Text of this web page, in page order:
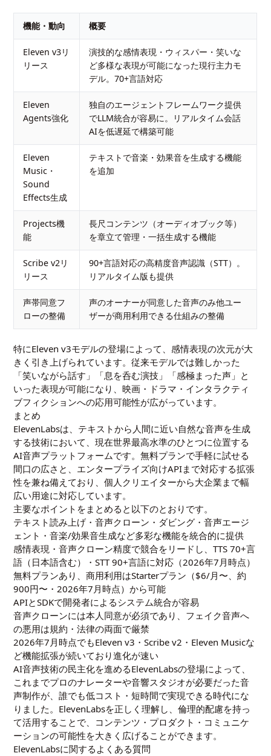
機能・動向 概要
Eleven v3リ
リース
演技的な感情表現・ウィスパー・笑いな
ど多様な表現が可能になった現行主力モ
デル。70+言語対応
Eleven
Agents強化
独自のエージェントフレームワーク提供
でLLM統合が容易に。リアルタイム会話
AIを低遅延で構築可能
Eleven
Music・
Sound
Effects生成
テキストで音楽・効果音を生成する機能
を追加
Projects機
能
長尺コンテンツ（オーディオブック等）
を章立て管理・一括生成する機能
Scribe v2リ
リース
90+言語対応の高精度音声認識（STT）。
リアルタイム版も提供
声帯同意フ
ローの整備
声のオーナーが同意した音声のみ他ユー
ザーが商用利用できる仕組みの整備
特にEleven v3モデルの登場によって、感情表現の次元が大
きく引き上げられています。従来モデルでは難しかった
「笑いながら話す」「息を呑む演技」「感極まった声」と
いった表現が可能になり、映画・ドラマ・インタラクティ
ブフィクションへの応用可能性が広がっています。
まとめ
ElevenLabsは、テキストから人間に近い自然な音声を生成
する技術において、現在世界最高水準のひとつに位置する
AI音声プラットフォームです。無料プランで手軽に試せる
間口の広さと、エンタープライズ向けAPIまで対応する拡張
性を兼ね備えており、個人クリエイターから大企業まで幅
広い用途に対応しています。
主要なポイントをまとめると以下のとおりです。
テキスト読み上げ・音声クローン・ダビング・音声エージ
ェント・音楽/効果音生成など多彩な機能を統合的に提供
感情表現・音声クローン精度で競合をリードし、TTS 70+言
語（日本語含む）・STT 90+言語に対応（2026年7月時点）
無料プランあり、商用利用はStarterプラン（$6/月〜、約
900円〜・2026年7月時点）から可能
APIとSDKで開発者によるシステム統合が容易
音声クローンには本人同意が必須であり、フェイク音声へ
の悪用は規約・法律の両面で厳禁
2026年7月時点でもEleven v3・Scribe v2・Eleven Musicな
ど機能拡張が続いており進化が速い
AI音声技術の民主化を進めるElevenLabsの登場によって、
これまでプロのナレーターや音響スタジオが必要だった音
声制作が、誰でも低コスト・短時間で実現できる時代にな
りました。ElevenLabsを正しく理解し、倫理的配慮を持っ
て活用することで、コンテンツ・プロダクト・コミュニケ
ーションの可能性を大きく広げることができます。
ElevenLabsに関するよくある質問